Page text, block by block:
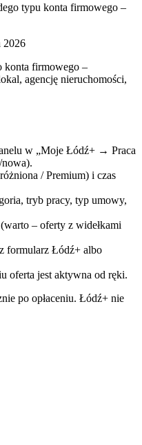
typu konta firmowego –
2026
konta firmowego –
agencję nieruchomości,
w „Moje Łódź+ → Praca
/ Premium) i czas
tryb pracy, typ umowy,
– oferty z widełkami
formularz Łódź+ albo
oferta jest aktywna od ręki.
po opłaceniu. Łódź+ nie